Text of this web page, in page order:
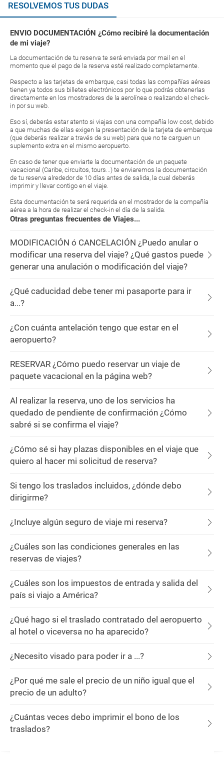
RESOLVEMOS TUS DUDAS
ENVIO DOCUMENTACIÓN ¿Cómo recibiré la documentación
de mi viaje?
La documentación de tu reserva te será enviada por mail en el
momento que el pago de la reserva esté realizado completamente.
Respecto a las tarjetas de embarque, casi todas las compañías aéreas
tienen ya todos sus billetes electrónicos por lo que podrás obtenerlas
directamente en los mostradores de la aerolínea o realizando el check-
in por su web.
Eso sí, deberás estar atento si viajas con una compañía low cost, debido
a que muchas de ellas exigen la presentación de la tarjeta de embarque
(que deberás realizar a través de su web) para que no te carguen un
suplemento extra en el mismo aeropuerto.
En caso de tener que enviarte la documentación de un paquete
vacacional (Caribe, circuitos, tours...) te enviaremos la documentación
de tu reserva alrededor de 10 días antes de salida, la cual deberás
imprimir y llevar contigo en el viaje.
Esta documentación te será requerida en el mostrador de la compañía
aérea a la hora de realizar el check-in el día de la salida.
Otras preguntas frecuentes de Viajes...
MODIFICACIÓN ó CANCELACIÓN ¿Puedo anular o
modificar una reserva del viaje? ¿Qué gastos puede
generar una anulación o modificación del viaje?
¿Qué caducidad debe tener mi pasaporte para ir
a...?
¿Con cuánta antelación tengo que estar en el
aeropuerto?
RESERVAR ¿Cómo puedo reservar un viaje de
paquete vacacional en la página web?
Al realizar la reserva, uno de los servicios ha
quedado de pendiente de confirmación ¿Cómo
sabré si se confirma el viaje?
¿Cómo sé si hay plazas disponibles en el viaje que
quiero al hacer mi solicitud de reserva?
Si tengo los traslados incluidos, ¿dónde debo
dirigirme?
¿Incluye algún seguro de viaje mi reserva?
¿Cuáles son las condiciones generales en las
reservas de viajes?
¿Cuáles son los impuestos de entrada y salida del
país si viajo a América?
¿Qué hago si el traslado contratado del aeropuerto
al hotel o viceversa no ha aparecido?
¿Necesito visado para poder ir a ...?
¿Por qué me sale el precio de un niño igual que el
precio de un adulto?
¿Cuántas veces debo imprimir el bono de los
traslados?